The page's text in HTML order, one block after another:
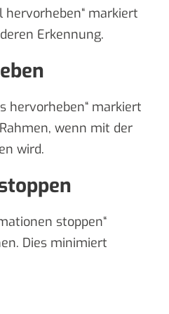
hervorheben“ markiert
Erkennung.
hervorheben“ markiert
wenn mit der
wird.
stoppen“
Dies minimiert